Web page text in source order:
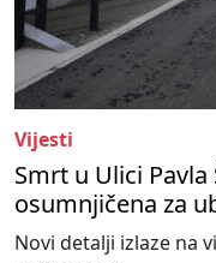
Vijesti
Smrt u Ulici
osumnjičena za
Novi detalji izlaze na